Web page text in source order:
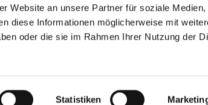
Website an unsere Partner für soziale Medien,
diese Informationen möglicherweise mit
oder die sie im Rahmen Ihrer Nutzung der
Statistiken
allen Fragen
in
da.
Marktberichte
Erbimmobilien
Wissen
Über uns